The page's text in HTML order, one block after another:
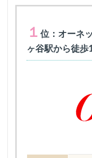
１ 位：オーネ
ヶ谷駅から徒歩